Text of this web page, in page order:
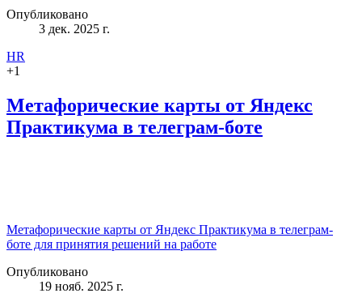
Опубликовано
3 дек. 2025 г.
HR
+1
Метафорические карты от Яндекс
Практикума в телеграм-боте
Метафорические карты от Яндекс Практикума в телеграм-
боте для принятия решений на работе
Опубликовано
19 нояб. 2025 г.